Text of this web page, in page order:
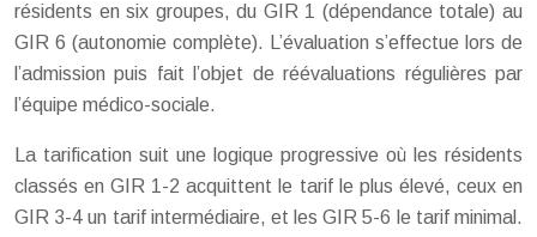
résidents en six groupes, du GIR 1 (dépendance totale) au
GIR 6 (autonomie complète). L’évaluation s’effectue lors de
l’admission puis fait l’objet de réévaluations régulières par
l’équipe médico-sociale.
La tarification suit une logique progressive où les résidents
classés en GIR 1-2 acquittent le tarif le plus élevé, ceux en
GIR 3-4 un tarif intermédiaire, et les GIR 5-6 le tarif minimal.